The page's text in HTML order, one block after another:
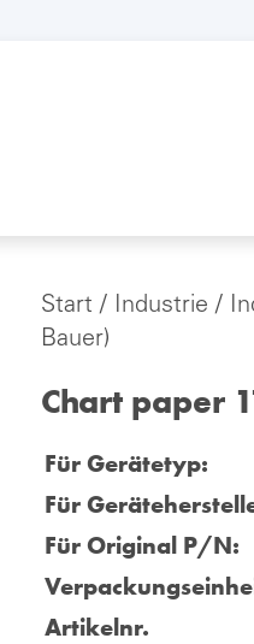
Start / Industrie /
Bauer)
Chart paper
Für Gerätetyp:
Für
Für Original P/N:
Artikelnr.